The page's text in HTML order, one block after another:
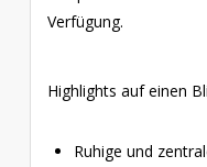
Verfügung.
Highlights auf einen
Ruhige und